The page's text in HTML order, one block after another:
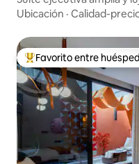
Ubicación · Calidad-
Favorito entre
Favorito entre